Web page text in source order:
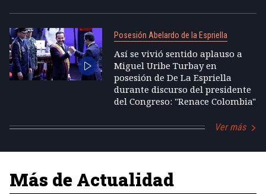
Posesión Abelardo de la Espriella
Así se vivió sentido aplauso a
Miguel Uribe Turbay en
posesión de De La Espriella
durante discurso del presidente
del Congreso: "Renace Colombia"
Ver más
Más de Actualidad